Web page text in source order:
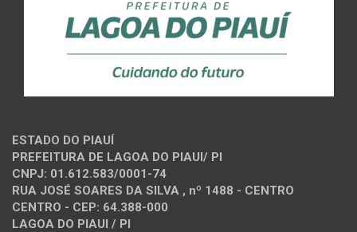
ESTADO DO PIAUÍ
PREFEITURA DE LAGOA DO PIAUI/ PI
CNPJ: 01.612.583/0001-74
RUA JOSÉ SOARES DA SILVA , nº 1488 - CENTRO
CENTRO - CEP: 64.388-000
LAGOA DO PIAUI / PI